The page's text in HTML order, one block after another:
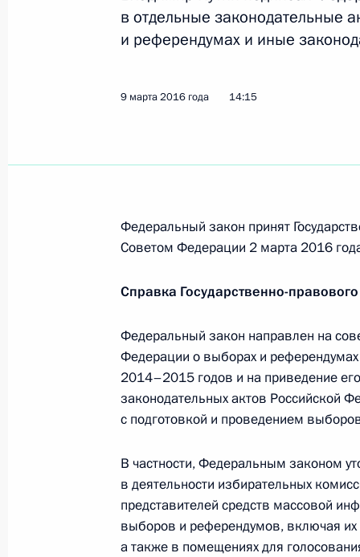
предпринимателей и закон о
9 марта 2016 года, 14:25
9 марта 2016 года, 14:20
Подписан закон, направленный
о выборах и референдумах
9 марта 2016 года, 14:15
Внесены изменения в закон об
о выборах депутатов Госдумы
9 марта 2016 года, 14:10
Внесены изменения в Кодекс об
9 марта 2016 года, 14:05
в отдельные законодательные
и референдумах и иные
9 марта 2016 года 14:15
Федеральный закон принят
Советом Федерации 2 марта 2016
Справка Государственно-
Федеральный закон направлен на
Федерации о выборах и
2014–2015 годов и на приведение
законодательных актов Российской
с подготовкой и проведением
В частности, Федеральным законом
в деятельности избирательных
представителей средств массовой
выборов и референдумов, включая их
а также в помещениях для